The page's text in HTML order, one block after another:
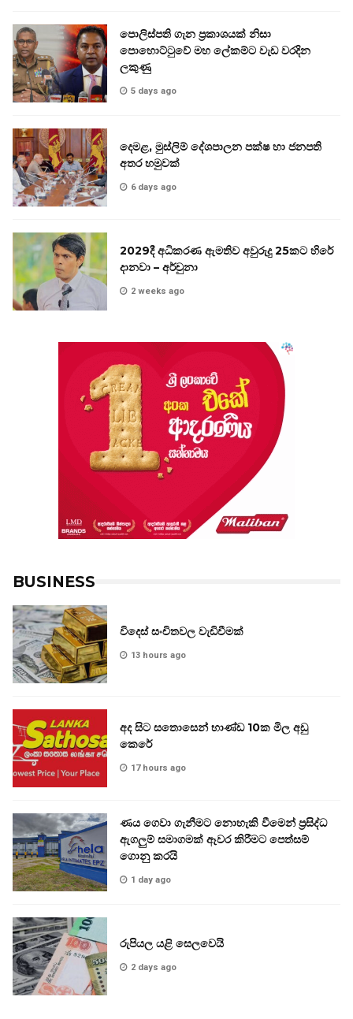
පොලිස්පති ගැන ප්‍රකාශයක් නිසා
පොහොට්ටුවේ මහ ලේකම්ට වැඩ වරදින
ලකුණු
5 days ago
දෙමළ, මුස්ලිම් දේශපාලන පක්ෂ හා ජනපති
අතර හමුවක්
6 days ago
2029දී අධිකරණ ඇමතිව අවුරුදු 25කට හිරේ
දානවා – අර්චුනා
2 weeks ago
BUSINESS
විදෙස් සංචිතවල වැඩිවීමක්
13 hours ago
අද සිට සතොසෙන් භාණ්ඩ 10ක මිල අඩු
කෙරේ
17 hours ago
ණය ගෙවා ගැනීමට නොහැකි වීමෙන් ප්‍රසිද්ධ
ඇගලුම් සමාගමක් ඈවර කිරීමට පෙත්සම්
ගොනු කරයි
1 day ago
රුපියල යළි සෙලවෙයි
2 days ago